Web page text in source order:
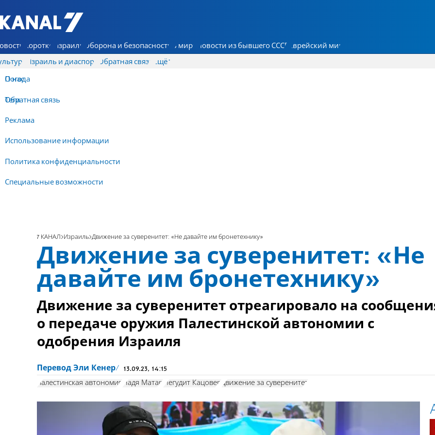
7 КАНАЛ - Аруц Шева
Коротко Израиль Оборона и безопасность В мире Новости из бывшего СССР Еврейский мир
Израиль и диаспора Обратная связь
О нас
Обратная связь
Реклама
Использование информации
Политика конфиденциальности
Специальные возможности
Ещё
Погода
Теги
7 КАНАЛ Израиль Движение за суверенитет: «Не давайте им бронетехнику»
Движение за суверенитет: «Не
давайте им бронетехнику»
Движение за суверенитет отреагировало на
о передаче оружия Палестинской автономии с
одобрения Израиля
Перевод Эли Кенер 13.09.23, 14:15
палестинская автономия Надя Матар Иегудит Кацовер движение за суверенитет